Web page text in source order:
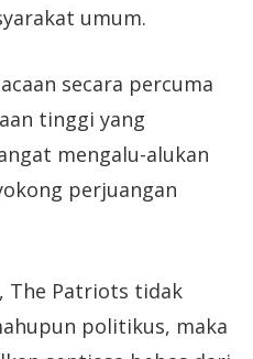
umum.
secara percuma
tinggi yang
mengalu-alukan
perjuangan
The Patriots tidak
politikus, maka